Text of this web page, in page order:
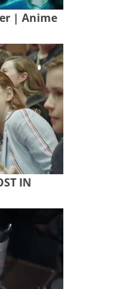
| Anime
IN